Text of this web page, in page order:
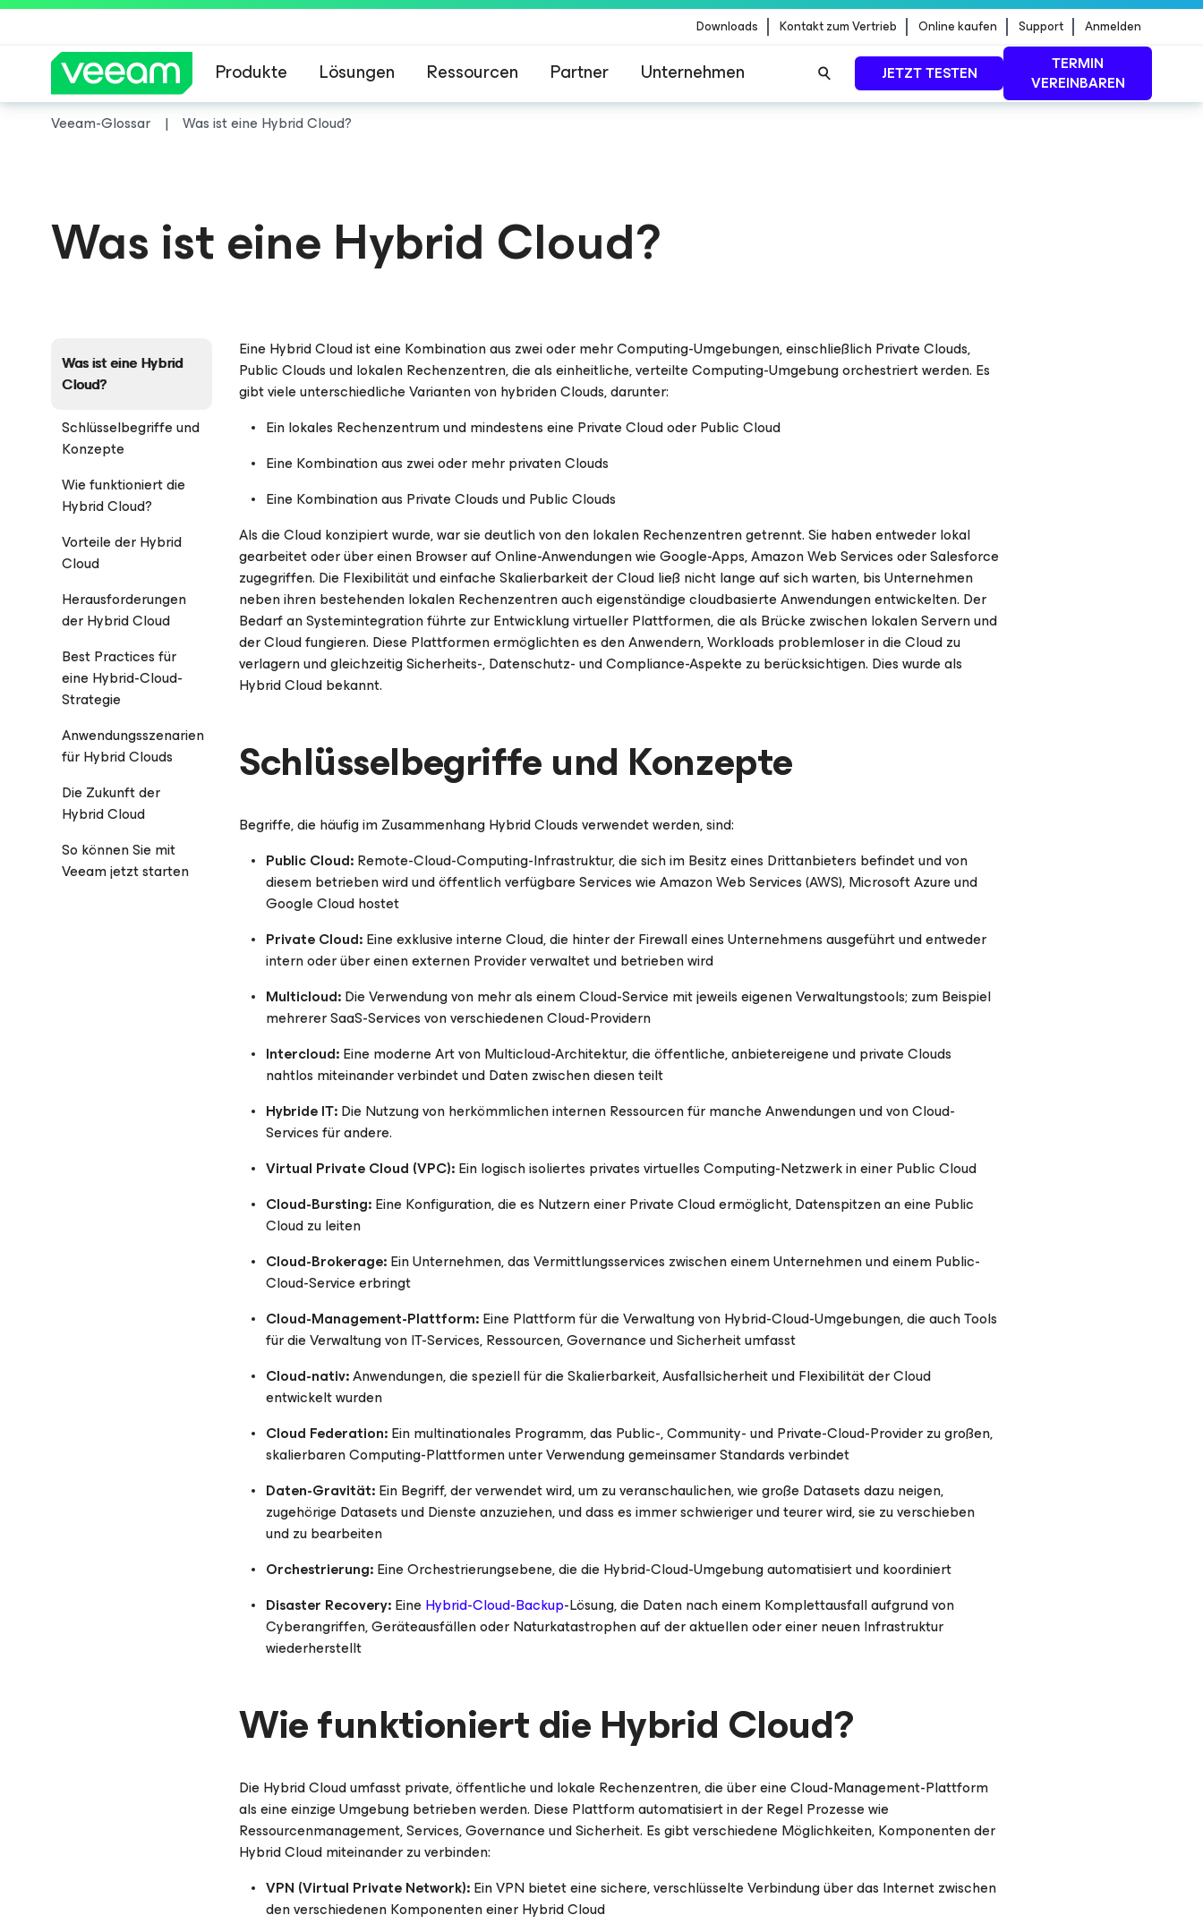
Downloads Kontakt zum Vertrieb Online kaufen Support Anmelden
Produkte Lösungen Ressourcen Partner Unternehmen JETZT TESTEN
TERMIN
VEREINBAREN
Veeam-Glossar Was ist eine Hybrid Cloud?
Was ist eine Hybrid Cloud?
Was ist eine Hybrid
Cloud?
Schlüsselbegriffe und
Konzepte
Wie funktioniert die
Hybrid Cloud?
Vorteile der Hybrid
Cloud
Herausforderungen
der Hybrid Cloud
Best Practices für
eine Hybrid-Cloud-
Strategie
Anwendungsszenarien
für Hybrid Clouds
Die Zukunft der
Hybrid Cloud
So können Sie mit
Veeam jetzt starten
Eine Hybrid Cloud ist eine Kombination aus zwei oder mehr Computing-Umgebungen, einschließlich Private Clouds,
Public Clouds und lokalen Rechenzentren, die als einheitliche, verteilte Computing-Umgebung orchestriert werden. Es
gibt viele unterschiedliche Varianten von hybriden Clouds, darunter:
Ein lokales Rechenzentrum und mindestens eine Private Cloud oder Public Cloud
Eine Kombination aus zwei oder mehr privaten Clouds
Eine Kombination aus Private Clouds und Public Clouds
Als die Cloud konzipiert wurde, war sie deutlich von den lokalen Rechenzentren getrennt. Sie haben entweder lokal
gearbeitet oder über einen Browser auf Online-Anwendungen wie Google-Apps, Amazon Web Services oder Salesforce
zugegriffen. Die Flexibilität und einfache Skalierbarkeit der Cloud ließ nicht lange auf sich warten, bis Unternehmen
neben ihren bestehenden lokalen Rechenzentren auch eigenständige cloudbasierte Anwendungen entwickelten. Der
Bedarf an Systemintegration führte zur Entwicklung virtueller Plattformen, die als Brücke zwischen lokalen Servern und
der Cloud fungieren. Diese Plattformen ermöglichten es den Anwendern, Workloads problemloser in die Cloud zu
verlagern und gleichzeitig Sicherheits-, Datenschutz- und Compliance-Aspekte zu berücksichtigen. Dies wurde als
Hybrid Cloud bekannt.
Schlüsselbegriffe und Konzepte
Begriffe, die häufig im Zusammenhang Hybrid Clouds verwendet werden, sind:
Public Cloud:Remote-Cloud-Computing-Infrastruktur, die sich im Besitz eines Drittanbieters befindet und von
diesem betrieben wird und öffentlich verfügbare Services wie Amazon Web Services (AWS), Microsoft Azure und
Google Cloud hostet
Private Cloud:Eine exklusive interne Cloud, die hinter der Firewall eines Unternehmens ausgeführt und entweder
intern oder über einen externen Provider verwaltet und betrieben wird
Multicloud:Die Verwendung von mehr als einem Cloud-Service mit jeweils eigenen Verwaltungstools; zum Beispiel
mehrerer SaaS-Services von verschiedenen Cloud-Providern
Intercloud:Eine moderne Art von Multicloud-Architektur, die öffentliche, anbietereigene und private Clouds
nahtlos miteinander verbindet und Daten zwischen diesen teilt
Hybride IT:Die Nutzung von herkömmlichen internen Ressourcen für manche Anwendungen und von Cloud-
Services für andere.
Virtual Private Cloud (VPC):Ein logisch isoliertes privates virtuelles Computing-Netzwerk in einer Public Cloud
Cloud-Bursting:Eine Konfiguration, die es Nutzern einer Private Cloud ermöglicht, Datenspitzen an eine Public
Cloud zu leiten
Cloud-Brokerage:Ein Unternehmen, das Vermittlungsservices zwischen einem Unternehmen und einem Public-
Cloud-Service erbringt
Cloud-Management-Plattform:Eine Plattform für die Verwaltung von Hybrid-Cloud-Umgebungen, die auch Tools
für die Verwaltung von IT-Services, Ressourcen, Governance und Sicherheit umfasst
Cloud-nativ:Anwendungen, die speziell für die Skalierbarkeit, Ausfallsicherheit und Flexibilität der Cloud
entwickelt wurden
Cloud Federation:Ein multinationales Programm, das Public-, Community- und Private-Cloud-Provider zu großen,
skalierbaren Computing-Plattformen unter Verwendung gemeinsamer Standards verbindet
Daten-Gravität:Ein Begriff, der verwendet wird, um zu veranschaulichen, wie große Datasets dazu neigen,
zugehörige Datasets und Dienste anzuziehen, und dass es immer schwieriger und teurer wird, sie zu verschieben
und zu bearbeiten
Orchestrierung:Eine Orchestrierungsebene, die die Hybrid-Cloud-Umgebung automatisiert und koordiniert
Disaster Recovery:Eine Hybrid-Cloud-Backup-Lösung, die Daten nach einem Komplettausfall aufgrund von
Cyberangriffen, Geräteausfällen oder Naturkatastrophen auf der aktuellen oder einer neuen Infrastruktur
wiederherstellt
Wie funktioniert die Hybrid Cloud?
Die Hybrid Cloud umfasst private, öffentliche und lokale Rechenzentren, die über eine Cloud-Management-Plattform
als eine einzige Umgebung betrieben werden. Diese Plattform automatisiert in der Regel Prozesse wie
Ressourcenmanagement, Services, Governance und Sicherheit. Es gibt verschiedene Möglichkeiten, Komponenten der
Hybrid Cloud miteinander zu verbinden:
VPN (Virtual Private Network):Ein VPN bietet eine sichere, verschlüsselte Verbindung über das Internet zwischen
den verschiedenen Komponenten einer Hybrid Cloud